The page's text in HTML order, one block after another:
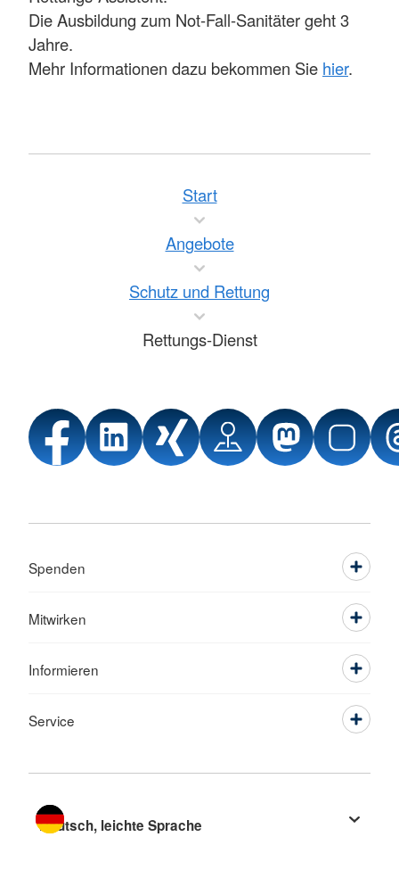
Die Ausbildung zum Not-Fall-Sanitäter geht 3
Jahre.
Mehr Informationen dazu bekommen Sie hier.
Start
Angebote
Schutz und Rettung
Rettungs-Dienst
Spenden
Mitwirken
Informieren
Service
Sprache wechseln zu